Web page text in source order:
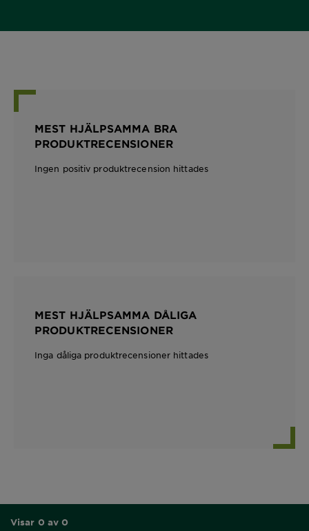
MEST HJÄLPSAMMA BRA
PRODUKTRECENSIONER
Ingen positiv produktrecension hittades
MEST HJÄLPSAMMA DÅLIGA
PRODUKTRECENSIONER
Inga dåliga produktrecensioner hittades
Visar 0 av 0